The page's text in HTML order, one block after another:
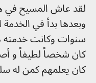
لقد عاش المسيح في
وبعدها بدأ في
سنوات وكانت خدمته
كان شخصاً لطيفاً و
كان يعلمهم كمن له